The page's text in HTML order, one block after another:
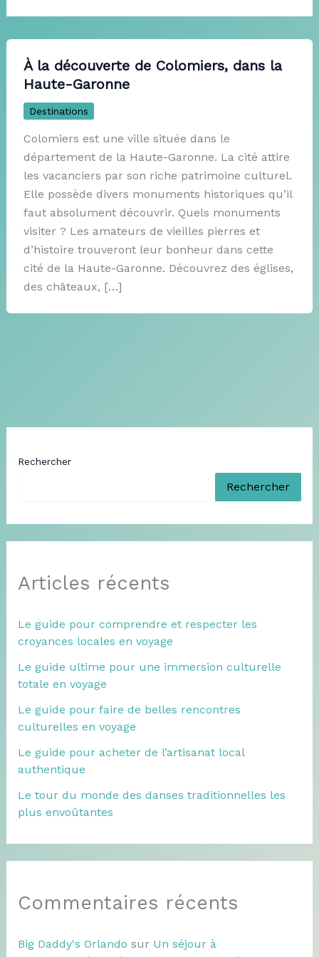
À la découverte de Colomiers, dans la
Haute-Garonne
Destinations
Colomiers est une ville située dans le
département de la Haute-Garonne. La cité attire
les vacanciers par son riche patrimoine culturel.
Elle possède divers monuments historiques qu’il
faut absolument découvrir. Quels monuments
visiter ? Les amateurs de vieilles pierres et
d’histoire trouveront leur bonheur dans cette
cité de la Haute-Garonne. Découvrez des églises,
des châteaux, […]
Rechercher
Rechercher
Articles récents
Le guide pour comprendre et respecter les
croyances locales en voyage
Le guide ultime pour une immersion culturelle
totale en voyage
Le guide pour faire de belles rencontres
culturelles en voyage
Le guide pour acheter de l’artisanat local
authentique
Le tour du monde des danses traditionnelles les
plus envoûtantes
Commentaires récents
Big Daddy's Orlando sur Un séjour à